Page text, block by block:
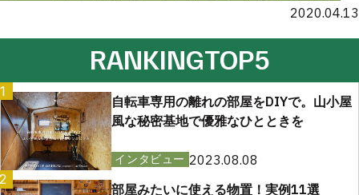
2020.04.13
RANKINGTOP5
1
自転車専用の離れの部屋をDIYで。山小屋
風な秘密基地で優雅なひとときを
インタビュー 2023.08.08
2
部屋みたいに使える物置！実例11選